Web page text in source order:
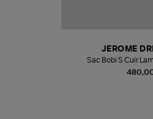
JEROME
Sac Bobi S Cuir